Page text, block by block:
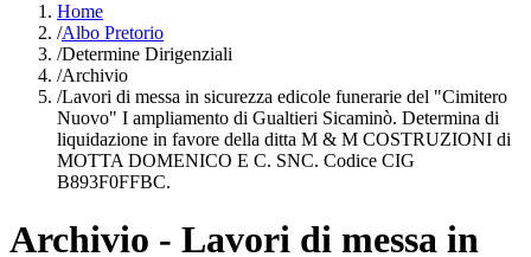
Home
/Albo Pretorio
/Determine Dirigenziali
/Archivio
/Lavori di messa in sicurezza edicole funerarie del "Cimitero
Nuovo" I ampliamento di Gualtieri Sicaminò. Determina di
liquidazione in favore della ditta M & M COSTRUZIONI di
MOTTA DOMENICO E C. SNC. Codice CIG
B893F0FFBC.
Archivio - Lavori di messa in